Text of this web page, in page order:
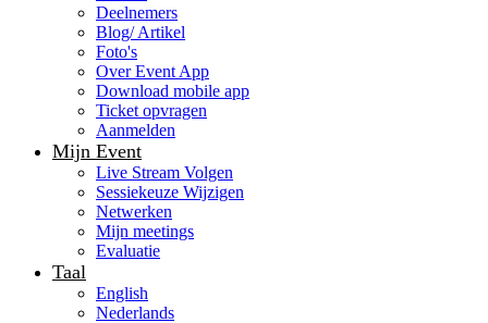
Deelnemers
Blog/ Artikel
Foto's
Over Event App
Download mobile app
Ticket opvragen
Aanmelden
Mijn Event
Live Stream Volgen
Sessiekeuze Wijzigen
Netwerken
Mijn meetings
Evaluatie
Taal
English
Nederlands